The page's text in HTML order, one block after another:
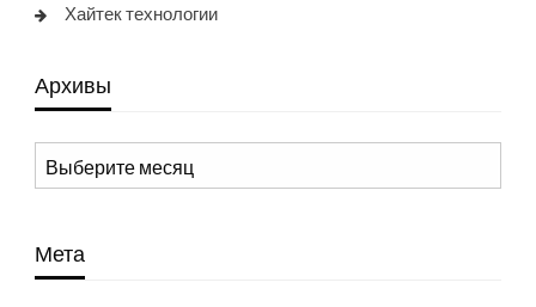
Хайтек технологии
Архивы
Архивы
Мета